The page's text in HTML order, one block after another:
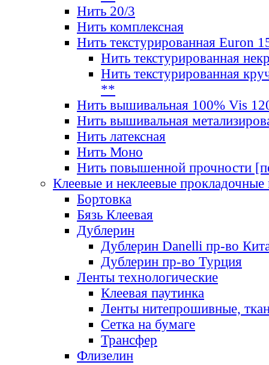
Нить 20/3
Нить комплексная
Нить текстурированная Euron
Нить текстурированная
Нить текстурированная
**
Нить вышивальная 100% Vis
Нить вышивальная
Нить латексная
Нить Моно
Нить повышенной прочности
Клеевые и неклеевые прокладочные
Бортовка
Бязь Клеевая
Дублерин
Дублерин Danelli пр-во
Дублерин пр-во Турция
Ленты технологические
Клеевая паутинка
Ленты нитепрошивные,
Сетка на бумаге
Трансфер
Флизелин